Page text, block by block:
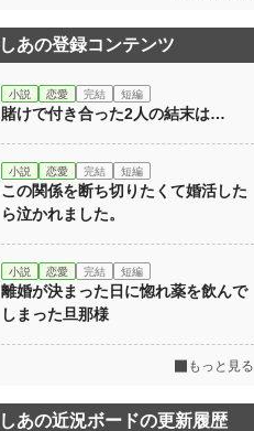
しあの登録コンテンツ
小説 恋愛 完結 短編
賭けで付き合った2人の結末は…
小説 恋愛 完結 短編
この関係を断ち切りたくて婚活した
ら泣かれました。
小説 恋愛 完結 短編
離婚が決まった日に惚れ薬を飲んで
しまった旦那様
もっと見る
しあの近況ボードの更新履歴